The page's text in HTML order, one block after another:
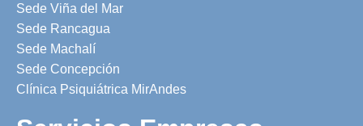
Sede Viña del Mar
Sede Rancagua
Sede Machalí
Sede Concepción
Clínica Psiquiátrica MirAndes